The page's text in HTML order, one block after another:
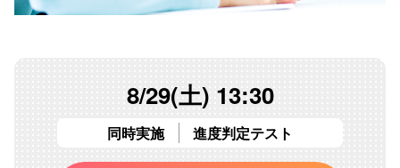
8/29(土) 13:30
同時実施 進度判定テスト